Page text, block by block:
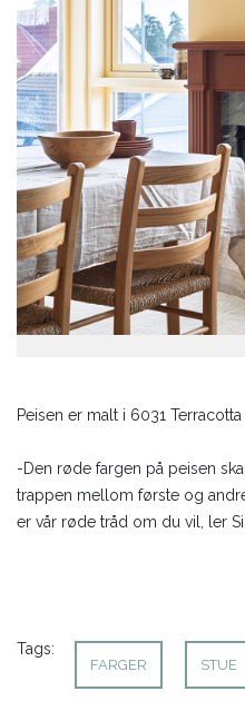
Peisen er malt i 6031 Terracotta
-Den røde fargen på peisen
trappen mellom første og
er vår røde tråd om du vil, ler
Tags:
FARGER STUE